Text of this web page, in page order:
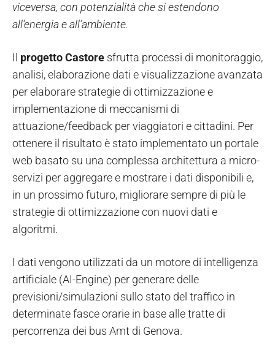
viceversa, con potenzialità che si estendono
all’energia e all’ambiente.
Il progetto Castore sfrutta processi di monitoraggio,
analisi, elaborazione dati e visualizzazione avanzata
per elaborare strategie di ottimizzazione e
implementazione di meccanismi di
attuazione/feedback per viaggiatori e cittadini. Per
ottenere il risultato è stato implementato un portale
web basato su una complessa architettura a micro-
servizi per aggregare e mostrare i dati disponibili e,
in un prossimo futuro, migliorare sempre di più le
strategie di ottimizzazione con nuovi dati e
algoritmi.
I dati vengono utilizzati da un motore di intelligenza
artificiale (AI-Engine) per generare delle
previsioni/simulazioni sullo stato del traffico in
determinate fasce orarie in base alle tratte di
percorrenza dei bus Amt di Genova.